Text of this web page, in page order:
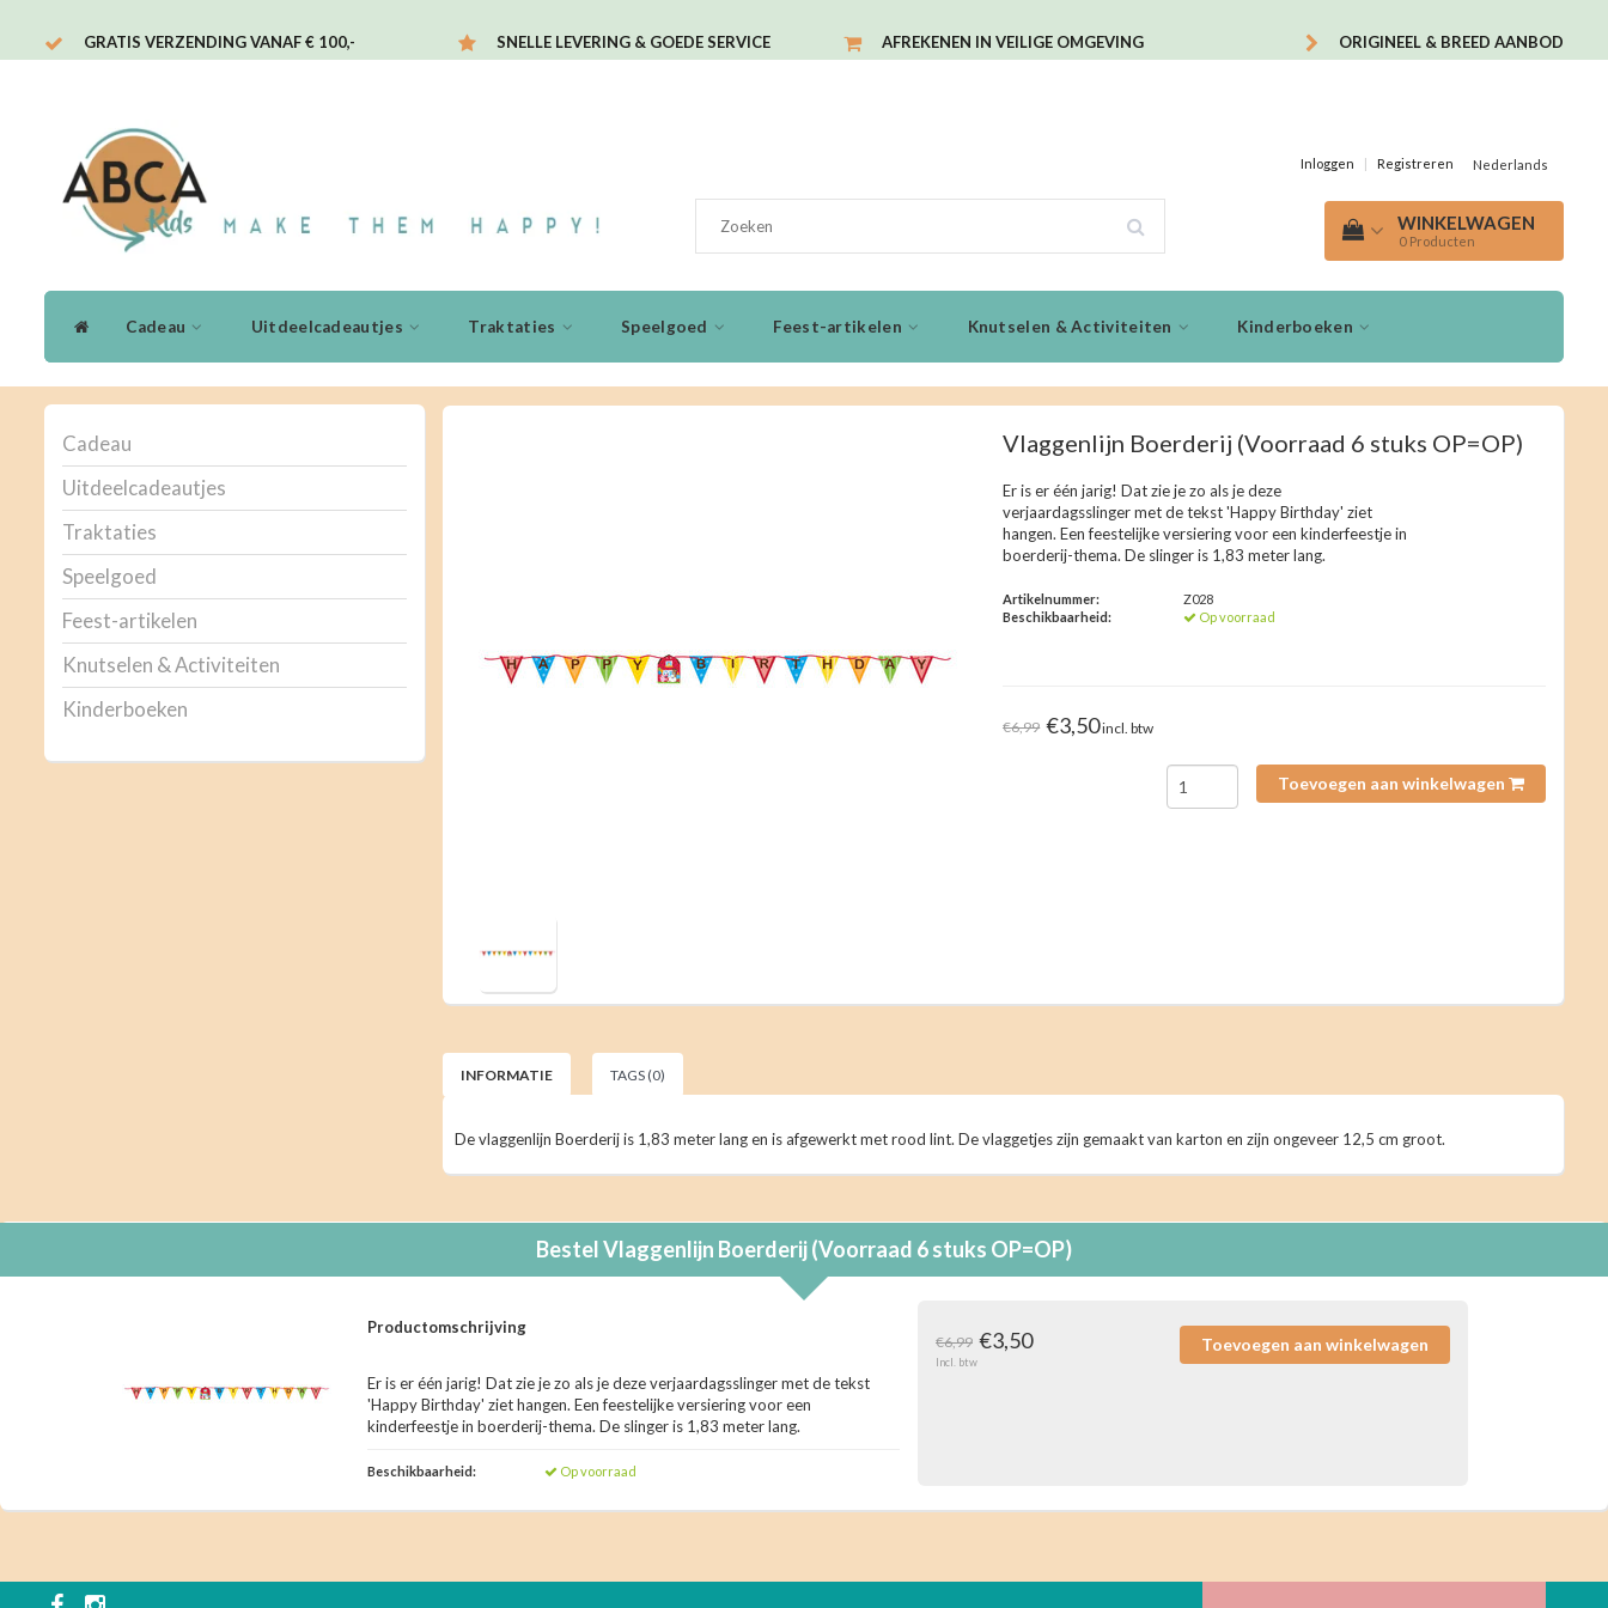
GRATIS VERZENDING VANAF € 100,- SNELLE LEVERING & GOEDE SERVICE AFREKENEN IN VEILIGE OMGEVING ORIGINEEL & BREED AANBOD
Inloggen | Registreren Nederlands
WINKELWAGEN
0 Producten
Cadeau Uitdeelcadeautjes Traktaties Speelgoed Feest-artikelen Knutselen & Activiteiten Kinderboeken
Cadeau
Uitdeelcadeautjes
Traktaties
Speelgoed
Feest-artikelen
Knutselen & Activiteiten
Kinderboeken
Vlaggenlijn Boerderij (Voorraad 6 stuks OP=OP)
Er is er één jarig! Dat zie je zo als je deze
verjaardagsslinger met de tekst 'Happy Birthday' ziet
hangen. Een feestelijke versiering voor een kinderfeestje in
boerderij-thema. De slinger is 1,83 meter lang.
Artikelnummer:
Z028
Beschikbaarheid:
Op voorraad
€6,99 €3,50incl. btw
Toevoegen aan winkelwagen
INFORMATIE TAGS (0)
De vlaggenlijn Boerderij is 1,83 meter lang en is afgewerkt met rood lint. De vlaggetjes zijn gemaakt van karton en zijn ongeveer 12,5 cm groot.
BestelVlaggenlijn Boerderij (Voorraad 6 stuks OP=OP)
Productomschrijving
Er is er één jarig! Dat zie je zo als je deze verjaardagsslinger met de tekst
'Happy Birthday' ziet hangen. Een feestelijke versiering voor een
kinderfeestje in boerderij-thema. De slinger is 1,83 meter lang.
Beschikbaarheid: Op voorraad
€6,99 €3,50
Incl. btw